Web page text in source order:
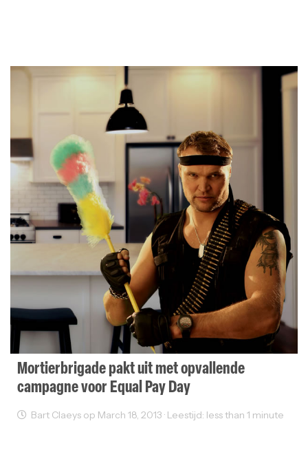
Mortierbrigade pakt uit met opvallende
campagne voor Equal Pay Day
Bart Claeys op March 18, 2013 · Leestijd: less than 1 minute